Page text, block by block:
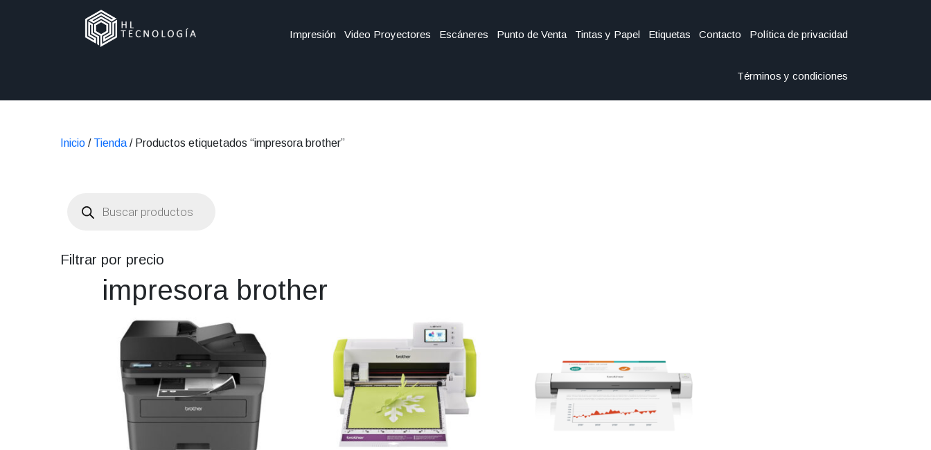
Impresión Video Proyectores Escáneres Punto de Venta Tintas y Papel Etiquetas Contacto Política de privacidad
Términos y condiciones
Inicio / Tienda / Productos etiquetados “impresora brother”
productos
Filtrar por precio
impresora brother